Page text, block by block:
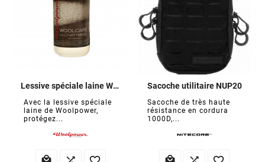
Lessive spéciale laine Woolcare
Avec la lessive spéciale
laine de Woolpower,
protégez...
Sacoche utilitaire NUP20
Sacoche de très haute
résistance en cordura
1000D,...